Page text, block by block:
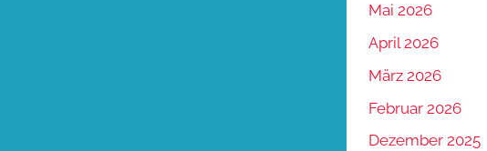
Mai 2026
April 2026
März 2026
Februar 2026
Dezember 2025